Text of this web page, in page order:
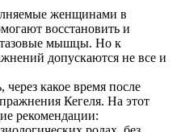
женщинами в
восстановить и
тазовые мышцы. Но к
допускаются не все и
через какое время после
Кегеля. На этот
рекомендации: